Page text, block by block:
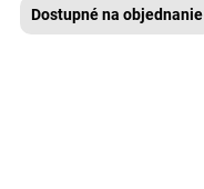
Dostupné na objednanie